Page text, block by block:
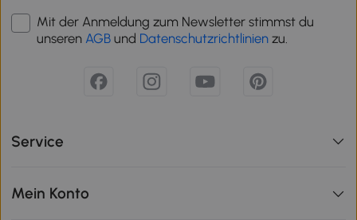
Mit der Anmeldung zum Newsletter stimmst du
unseren AGB und Datenschutzrichtlinien zu.
Service
Mein Konto